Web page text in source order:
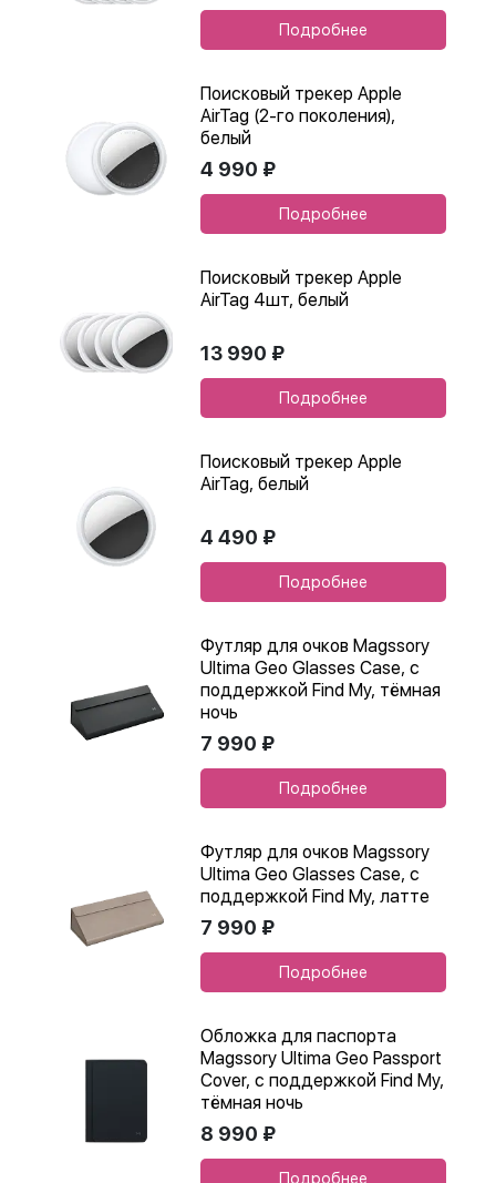
Подробнее
Поисковый трекер Apple
AirTag (2-го поколения),
белый
4 990 ₽
Подробнее
Поисковый трекер Apple
AirTag 4шт, белый
13 990 ₽
Подробнее
Поисковый трекер Apple
AirTag, белый
4 490 ₽
Подробнее
Футляр для очков Magssory
Ultima Geo Glasses Case, с
поддержкой Find My, тёмная
ночь
7 990 ₽
Подробнее
Футляр для очков Magssory
Ultima Geo Glasses Case, с
поддержкой Find My, латте
7 990 ₽
Подробнее
Обложка для паспорта
Magssory Ultima Geo Passport
Cover, с поддержкой Find My,
тёмная ночь
8 990 ₽
Подробнее